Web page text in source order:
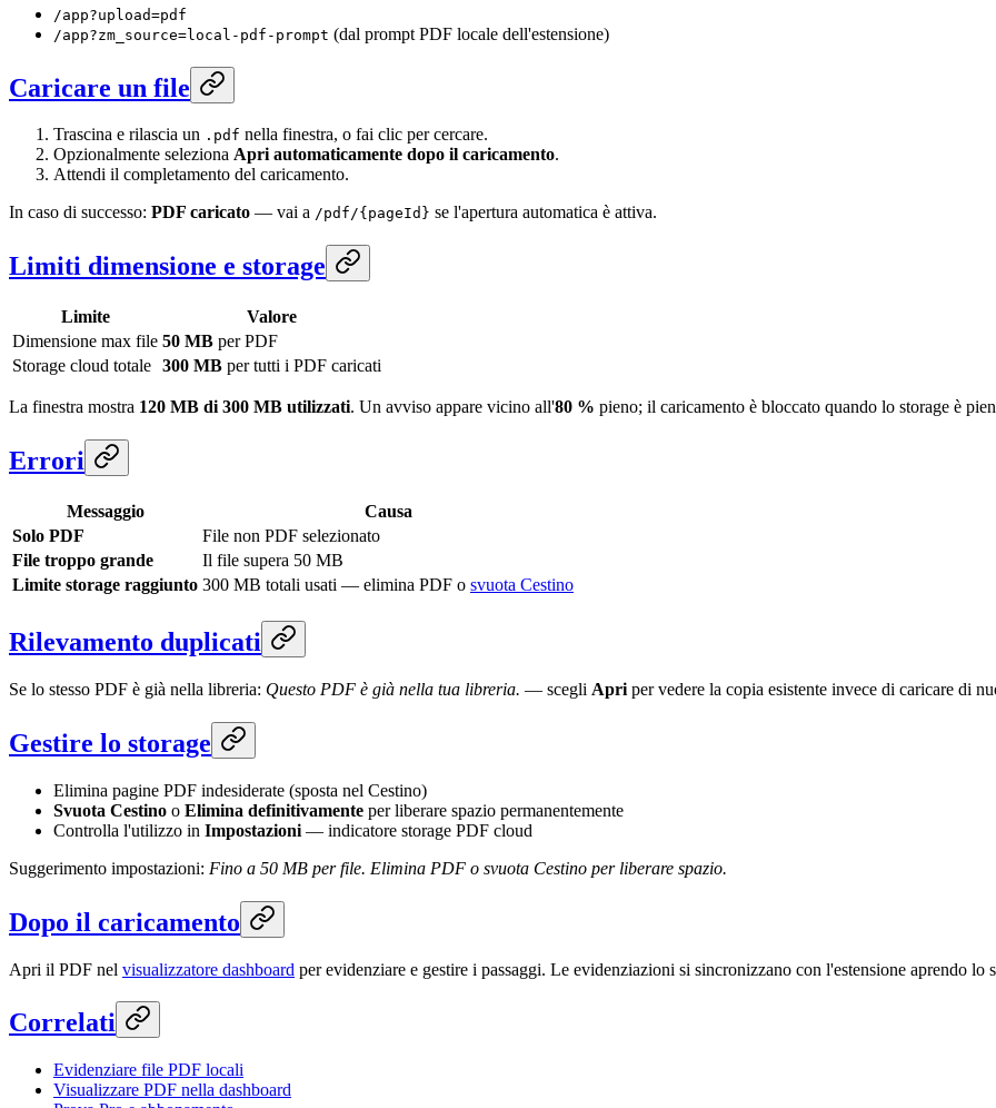
/app?upload=pdf
/app?zm_source=local-pdf-prompt (dal prompt PDF locale dell'estensione)
Caricare un file
Trascina e rilascia un .pdf nella finestra, o fai clic per cercare.
Opzionalmente seleziona Apri automaticamente dopo il caricamento.
Attendi il completamento del caricamento.
In caso di successo: PDF caricato — vai a /pdf/{pageId} se l'apertura automatica è attiva.
Limiti dimensione e storage
Limite
Valore
Dimensione max file 50 MB per PDF
Storage cloud totale 300 MB per tutti i PDF caricati
La finestra mostra 120 MB di 300 MB utilizzati. Un avviso appare vicino all'80 % pieno; il caricamento è bloccato quando lo storage è
Errori
Messaggio
Causa
Solo PDF
File non PDF selezionato
File troppo grande
Il file supera 50 MB
Limite storage raggiunto 300 MB totali usati — elimina PDF o svuota Cestino
Rilevamento duplicati
Se lo stesso PDF è già nella libreria: Questo PDF è già nella tua libreria. — scegli Apri per vedere la copia esistente invece di caricare di
Gestire lo storage
Elimina pagine PDF indesiderate (sposta nel Cestino)
Svuota Cestino o Elimina definitivamente per liberare spazio permanentemente
Controlla l'utilizzo in Impostazioni — indicatore storage PDF cloud
Suggerimento impostazioni: Fino a 50 MB per file. Elimina PDF o svuota Cestino per liberare spazio.
Dopo il caricamento
Apri il PDF nel visualizzatore dashboard per evidenziare e gestire i passaggi. Le evidenziazioni si sincronizzano con l'estensione aprendo lo
Correlati
Evidenziare file PDF locali
Visualizzare PDF nella dashboard